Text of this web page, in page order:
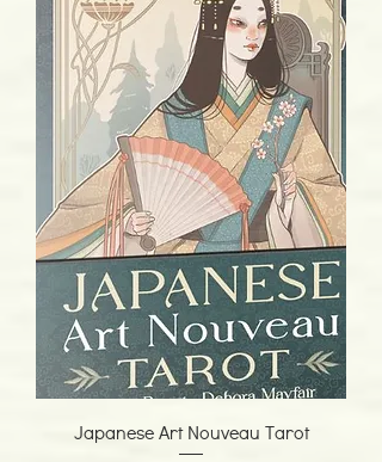
Japanese Art Nouveau Tarot